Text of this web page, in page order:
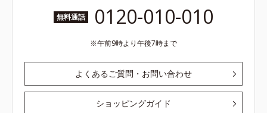
無料通話 0120-010-010
午前9時より午後7時まで
よくあるご質問・お問い合わせ
ショッピングガイド